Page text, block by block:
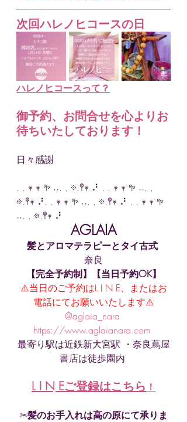
次回ハレノヒコースの日
ハレノヒコースって？
御予約、お問合せを心よりお
待ちいたしております！
日々感謝
. . 𖥧 𖥧 𖧧 ˒˒. . 𖡼.𖤣𖥧 ⠜ . . 𖥧 𖥧 𖧧 ˒˒. .
𖡼.𖤣𖥧 ⠜. . 𖥧 𖥧 𖧧 ˒˒. . 𖡼.𖤣𖥧 ⠜ . . 𖥧 𖥧 𖧧
˒˒. . 𖡼.𖤣𖥧 ⠜
AGLAIA
髪とアロマテラピーとタイ古式
奈良
【完全予約制】【当日予約OK】
⚠️当日のご予約はL I N E、またはお
電話にてお願いいたします⚠️
@aglaia_nara
https://www.aglaianara.com
最寄り駅は近鉄新大宮駅 ・奈良蔦屋
書店は徒歩園内
L I N Eご登録はこちら ！
✂︎髪のお手入れは高の原にて承りま